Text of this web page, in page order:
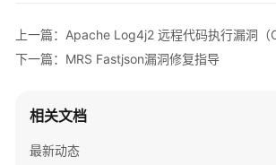
系
权
下一篇：MRS Fastjson漏洞修复指导
相关文档
最新动态